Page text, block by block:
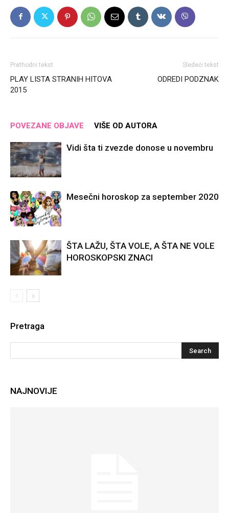
Prethodni tekst
PLAY LISTA STRANIH HITOVA
2015
Sledeći tekst
ODREDI PODZNAK
POVEZANE OBJAVE VIŠE OD AUTORA
Vidi šta ti zvezde donose u novembru
Mesečni horoskop za september 2020
ŠTA LAŽU, ŠTA VOLE, A ŠTA NE VOLE
HOROSKOPSKI ZNACI
Pretraga
NAJNOVIJE